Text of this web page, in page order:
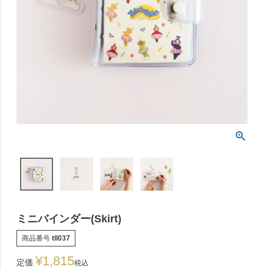
ミニバインダー(Skirt)
商品番号 tll037
定価 ¥1,815税込